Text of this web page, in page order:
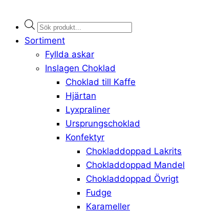
Products
search
Sortiment
Fyllda askar
Inslagen Choklad
Choklad till Kaffe
Hjärtan
Lyxpraliner
Ursprungschoklad
Konfektyr
Chokladdoppad Lakrits
Chokladdoppad Mandel
Chokladdoppad Övrigt
Fudge
Karameller